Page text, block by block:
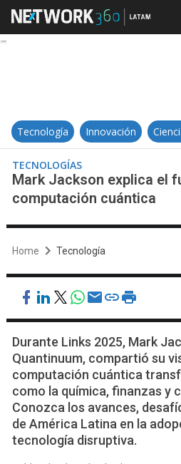
Mark
Tecnología Innovación
TECNOLOGÍAS
Mark Jackson explica el
computación cuántica
Home Tecnología
Durante Links 2025, Mark
Quantinuum, compartió su
computación cuántica
como la química, finanzas y
Conozca los avances,
de América Latina en la
tecnología disruptiva.